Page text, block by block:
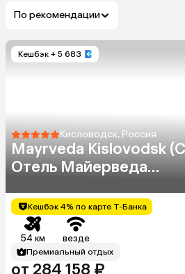
По рекомендации
Кешбэк + 5 683
Кисловодск, Россия
Mayrveda Kislovodsk
Отель Майерведа
Кешбэк 4% по карте Т-Банка
54 км везде
Премиальный отдых
от 284 158 ₽